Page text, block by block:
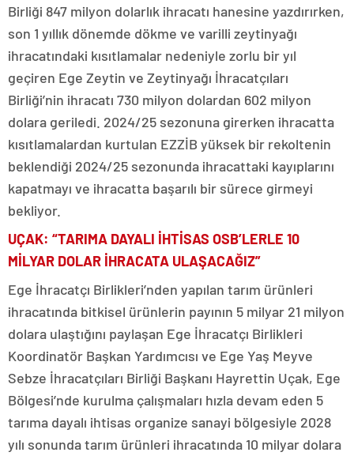
Birliği 847 milyon dolarlık ihracatı hanesine yazdırırken,
son 1 yıllık dönemde dökme ve varilli zeytinyağı
ihracatındaki kısıtlamalar nedeniyle zorlu bir yıl
geçiren Ege Zeytin ve Zeytinyağı İhracatçıları
Birliği’nin ihracatı 730 milyon dolardan 602 milyon
dolara geriledi. 2024/25 sezonuna girerken ihracatta
kısıtlamalardan kurtulan EZZİB yüksek bir rekoltenin
beklendiği 2024/25 sezonunda ihracattaki kayıplarını
kapatmayı ve ihracatta başarılı bir sürece girmeyi
bekliyor.
UÇAK: “TARIMA DAYALI İHTİSAS OSB’LERLE 10
MİLYAR DOLAR İHRACATA ULAŞACAĞIZ”
Ege İhracatçı Birlikleri’nden yapılan tarım ürünleri
ihracatında bitkisel ürünlerin payının 5 milyar 21 milyon
dolara ulaştığını paylaşan Ege İhracatçı Birlikleri
Koordinatör Başkan Yardımcısı ve Ege Yaş Meyve
Sebze İhracatçıları Birliği Başkanı Hayrettin Uçak, Ege
Bölgesi’nde kurulma çalışmaları hızla devam eden 5
tarıma dayalı ihtisas organize sanayi bölgesiyle 2028
yılı sonunda tarım ürünleri ihracatında 10 milyar dolara